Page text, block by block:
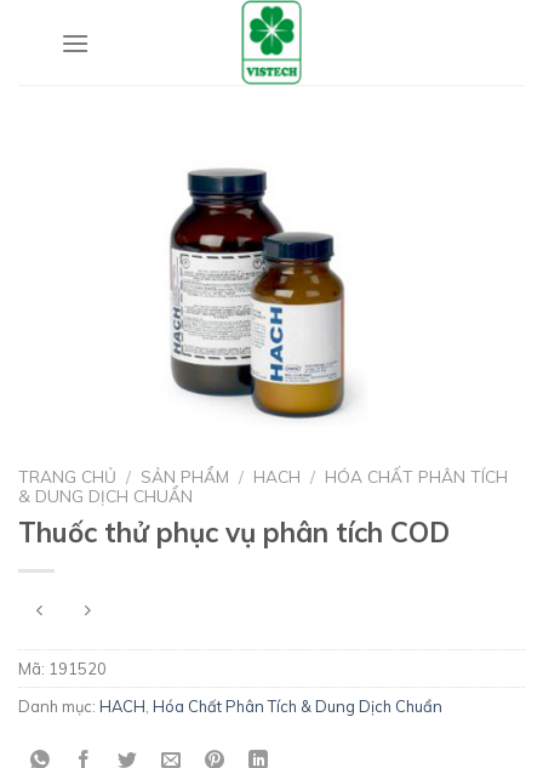
TRANG CHỦ / SẢN PHẨM / HACH / HÓA CHẤT PHÂN TÍCH
& DUNG DỊCH CHUẨN
Thuốc thử phục vụ phân tích COD
Mã: 191520
Danh mục: HACH, Hóa Chất Phân Tích & Dung Dịch Chuẩn